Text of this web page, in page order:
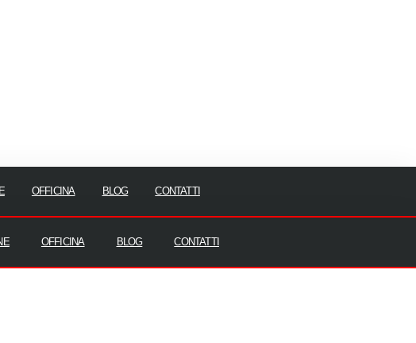
OFFICINA BLOG CONTATTI
OFFICINA BLOG CONTATTI